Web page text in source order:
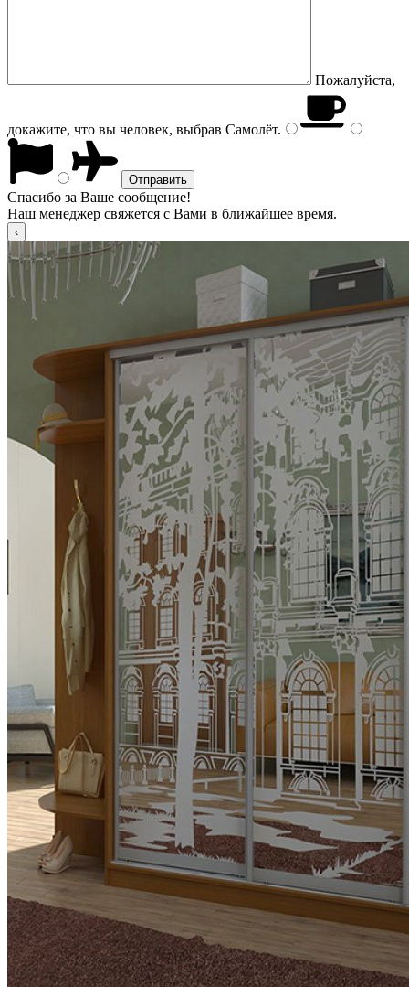
Пожалуйста,
докажите, что вы человек, выбрав Самолёт.
Спасибо за Ваше сообщение!
Наш менеджер свяжется с Вами в ближайшее время.